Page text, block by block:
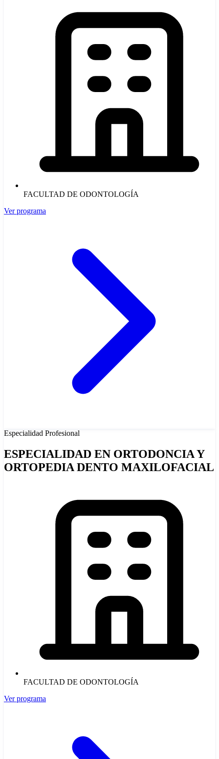
FACULTAD DE ODONTOLOGÍA
Ver programa
Especialidad Profesional
ESPECIALIDAD EN ORTODONCIA Y
ORTOPEDIA DENTO MAXILOFACIAL
FACULTAD DE ODONTOLOGÍA
Ver programa